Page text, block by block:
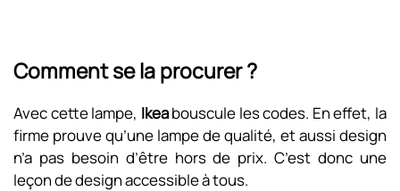
Comment se la procurer ?
Avec cette lampe, Ikeabouscule les codes. En effet, la
firme prouve qu’une lampe de qualité, et aussi design
n’a pas besoin d’être hors de prix. C’est donc une
leçon de design accessible à tous.